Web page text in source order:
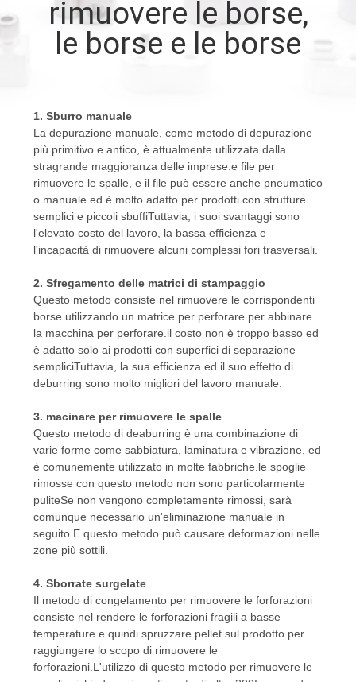
CONTROLLO
CONTATTACI
NOTIZIE
CHIEDI
PREVENTIVO
MAPPA
DEL
POLITICA
SULLA
PRIVACY
rimuovere le borse,
le borse e le borse
1. Sburro manuale
La depurazione manuale, come metodo di depurazione
più primitivo e antico, è attualmente utilizzata dalla
stragrande maggioranza delle imprese.e file per
rimuovere le spalle, e il file può essere anche pneumatico
o manuale.ed è molto adatto per prodotti con strutture
semplici e piccoli sbuffiTuttavia, i suoi svantaggi sono
l'elevato costo del lavoro, la bassa efficienza e
l'incapacità di rimuovere alcuni complessi fori trasversali.
2. Sfregamento delle matrici di stampaggio
Questo metodo consiste nel rimuovere le corrispondenti
borse utilizzando un matrice per perforare per abbinare
la macchina per perforare.il costo non è troppo basso ed
è adatto solo ai prodotti con superfici di separazione
sempliciTuttavia, la sua efficienza ed il suo effetto di
deburring sono molto migliori del lavoro manuale.
3. macinare per rimuovere le spalle
Questo metodo di deaburring è una combinazione di
varie forme come sabbiatura, laminatura e vibrazione, ed
è comunemente utilizzato in molte fabbriche.le spoglie
rimosse con questo metodo non sono particolarmente
puliteSe non vengono completamente rimossi, sarà
comunque necessario un'eliminazione manuale in
seguito.E questo metodo può causare deformazioni nelle
zone più sottili.
4. Sborrate surgelate
Il metodo di congelamento per rimuovere le forforazioni
consiste nel rendere le forforazioni fragili a basse
temperature e quindi spruzzare pellet sul prodotto per
raggiungere lo scopo di rimuovere le
forforazioni.L'utilizzo di questo metodo per rimuovere le